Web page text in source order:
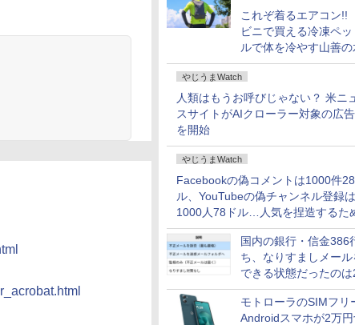
これぞ着るエアコン
ビニで買える冷凍ペッ
ルで体を冷やす山善の
ストがロードバイク
どいい【ぼっち・ざ・
ど！その14】
やじうまWatch
人類はもうお呼びじゃない？ 米ニ
スサイトがAIクローラー対象の広
を開始
やじうまWatch
Facebookの偽コメントは1000件
ル、YouTubeの偽チャンネル登録は
1000人78ドル…人気を捏造するた
価格リストが公開中
国内の銀行・信金386
ち、なりすましメー
できる状態だったのは
にとどまる～GMOブ
セキュリティ調査
モトローラのSIMフリ
Androidスマホが2万円